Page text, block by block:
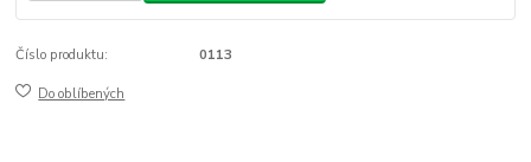
Číslo produktu: 0113
Do oblíbených